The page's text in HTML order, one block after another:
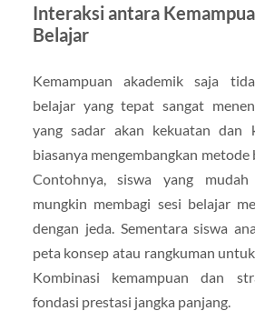
Interaksi antara
Belajar
Kemampuan akademik saja
belajar yang tepat sangat
yang sadar akan kekuatan dan
biasanya mengembangkan
Contohnya, siswa yang
mungkin membagi sesi belajar
dengan jeda. Sementara siswa
peta konsep atau rangkuman
Kombinasi kemampuan dan
fondasi prestasi jangka panjang.